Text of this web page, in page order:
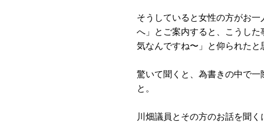
そうしていると女性の方がお
へ」とご案内すると、こうし
気なんですね〜」と仰られた
驚いて聞くと、為書きの中で
と。
川畑議員とその方のお話を聞